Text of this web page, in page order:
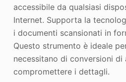
accessibile da qualsiasi
Internet. Supporta la
i documenti scansionati in
Questo strumento è ideale
necessitano di conversioni di
compromettere i dettagli.